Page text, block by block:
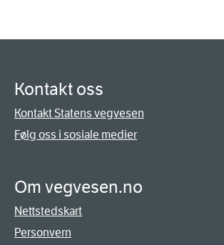
Kontakt oss
Kontakt Statens vegvesen
Følg oss i sosiale medier
Om vegvesen.no
Nettstedskart
Personvern